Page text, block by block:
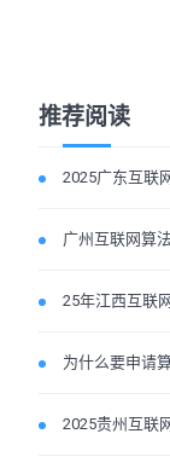
推荐阅读
2025广东互联
广州互联网算
25年江西互联
为什么要申请
2025贵州互联